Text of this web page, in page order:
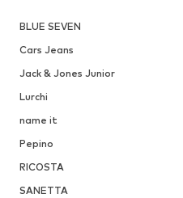
BLUE SEVEN
Cars Jeans
Jack & Jones Junior
Lurchi
name it
Pepino
RICOSTA
SANETTA